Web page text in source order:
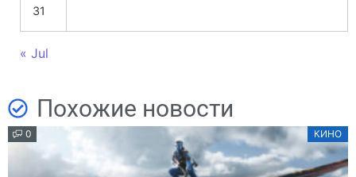
31
« Jul
Похожие новости
0 КИНО